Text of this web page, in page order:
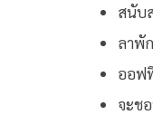
สนับ
ลาพั
ออฟ
จะช